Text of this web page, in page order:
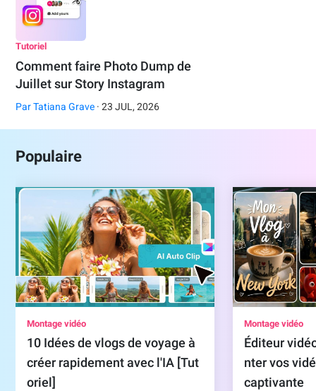
Tutoriel
Comment faire Photo Dump de
Juillet sur Story Instagram
ParTatiana Grave · 23 JUL, 2026
Populaire
Montage vidéo
10 Idées de vlogs de voyage à
créer rapidement avec l'IA [Tut
oriel]
Montage vidéo
Éditeur
nter vos
captivante